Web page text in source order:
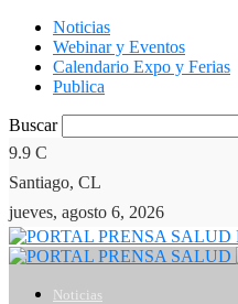
Noticias
Webinar y Eventos
Calendario Expo y Ferias
Publica
Buscar
9.9 C
Santiago, CL
jueves, agosto 6, 2026
Noticias